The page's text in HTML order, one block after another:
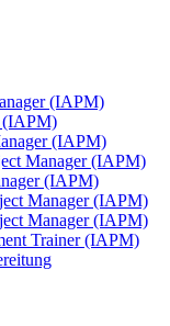
(IAPM)
(IAPM)
(IAPM)
Manager (IAPM)
(IAPM)
Manager (IAPM)
Manager (IAPM)
Trainer (IAPM)